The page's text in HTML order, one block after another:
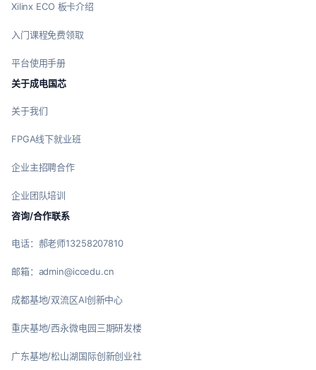
Xilinx ECO 板卡介绍
入门课程免费领取
平台使用手册
关于成电国芯
关于我们
FPGA线下就业班
企业主招聘合作
企业团队培训
咨询/合作联系
电话：郝老师13258207810
邮箱：admin@iccedu.cn
成都基地/双流区AI创新中心
重庆基地/西永微电园三期研发楼
广东基地/松山湖国际创新创业社